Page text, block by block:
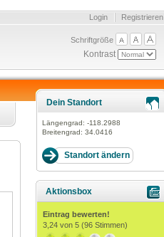
Registrieren
Login
Schriftgröße
Kontrast
Dein Standort
Längengrad: -118.2988
Breitengrad: 34.0416
Aktionsbox
Eintrag bewerten!
3,24 von 5 (96 Stimmen)